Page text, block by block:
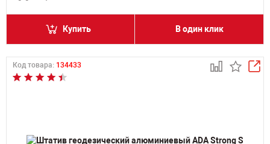
Купить В один клик
Код товара: 134433